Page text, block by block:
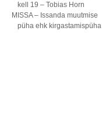
kell 19 – Tobias Horn
MISSA – Issanda muutmise
püha ehk kirgastamispüha